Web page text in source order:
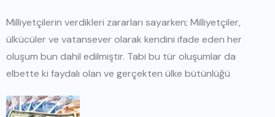
Milliyetçilerin verdikleri zararları sayarken; Milliyetçiler,
ülkücüler ve vatansever olarak kendini ifade eden her
oluşum bun dahil edilmiştir. Tabi bu tür oluşumlar da
elbette ki faydalı olan ve gerçekten ülke bütünlüğü